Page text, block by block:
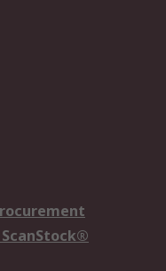
ScanStock®